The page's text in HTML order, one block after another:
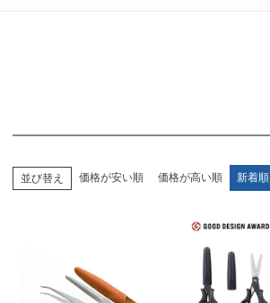
並び替え 価格が安い順 価格が高い順 新着順